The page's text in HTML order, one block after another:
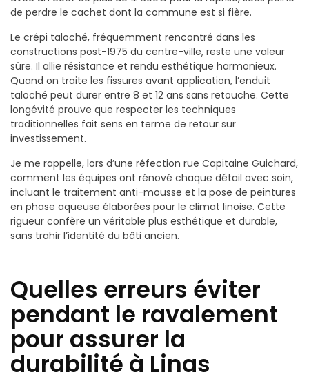
de perdre le cachet dont la commune est si fière.
Le crépi taloché, fréquemment rencontré dans les
constructions post-1975 du centre-ville, reste une valeur
sûre. Il allie résistance et rendu esthétique harmonieux.
Quand on traite les fissures avant application, l’enduit
taloché peut durer entre 8 et 12 ans sans retouche. Cette
longévité prouve que respecter les techniques
traditionnelles fait sens en terme de retour sur
investissement.
Je me rappelle, lors d’une réfection rue Capitaine Guichard,
comment les équipes ont rénové chaque détail avec soin,
incluant le traitement anti-mousse et la pose de peintures
en phase aqueuse élaborées pour le climat linoise. Cette
rigueur confère un véritable plus esthétique et durable,
sans trahir l’identité du bâti ancien.
Quelles erreurs éviter
pendant le ravalement
pour assurer la
durabilité à Linas